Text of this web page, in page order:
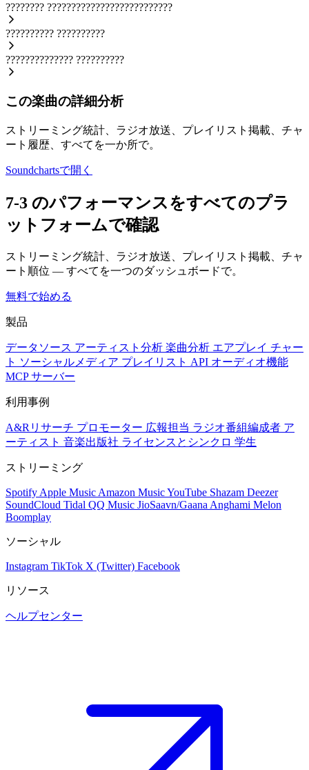
???????? ??????????????????????????
?????????? ??????????
?????????????? ??????????
この楽曲の詳細分析
ストリーミング統計、ラジオ放送、プレイリスト掲載、チャ
ート履歴、すべてを一か所で。
Soundchartsで開く
7-3 のパフォーマンスをすべてのプラ
ットフォームで確認
ストリーミング統計、ラジオ放送、プレイリスト掲載、チャ
ート順位 — すべてを一つのダッシュボードで。
無料で始める
製品
データソース アーティスト分析 楽曲分析 エアプレイ チャー
ト ソーシャルメディア プレイリスト API オーディオ機能
MCP サーバー
利用事例
A&Rリサーチ プロモーター 広報担当 ラジオ番組編成者 ア
ーティスト 音楽出版社 ライセンスとシンクロ 学生
ストリーミング
Spotify Apple Music Amazon MusicYouTube Shazam Deezer
SoundCloud Tidal QQ Music JioSaavn/Gaana Anghami Melon
Boomplay
ソーシャル
Instagram TikTok X (Twitter) Facebook
リソース
ヘルプセンター